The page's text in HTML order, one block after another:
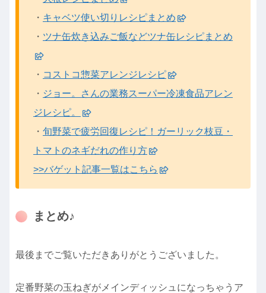
・ キャベツ使い切りレシピまとめ
・ ツナ缶炊き込みご飯などツナ缶レシピまとめ
・ コストコ惣菜アレンジレシピ
・ ジョー。さんの業務スーパー冷凍食品アレン
ジレシピ。
・ 旬野菜で疲労回復レシピ！ガーリック枝豆・
トマトのネギだれの作り方
>>バゲット記事一覧はこちら
まとめ♪
最後までご覧いただきありがとうございました。
定番野菜の玉ねぎがメインディッシュになっちゃうア